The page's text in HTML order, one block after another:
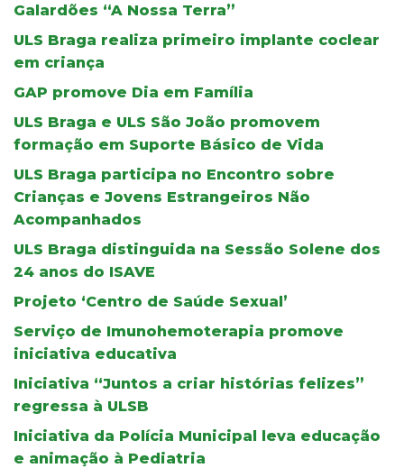
Galardões “A Nossa Terra”
ULS Braga realiza primeiro implante coclear
em criança
GAP promove Dia em Família
ULS Braga e ULS São João promovem
formação em Suporte Básico de Vida
ULS Braga participa no Encontro sobre
Crianças e Jovens Estrangeiros Não
Acompanhados
ULS Braga distinguida na Sessão Solene dos
24 anos do ISAVE
Projeto ‘Centro de Saúde Sexual’
Serviço de Imunohemoterapia promove
iniciativa educativa
Iniciativa “Juntos a criar histórias felizes”
regressa à ULSB
Iniciativa da Polícia Municipal leva educação
e animação à Pediatria